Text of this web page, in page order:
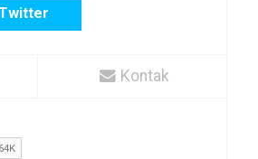
Kontak